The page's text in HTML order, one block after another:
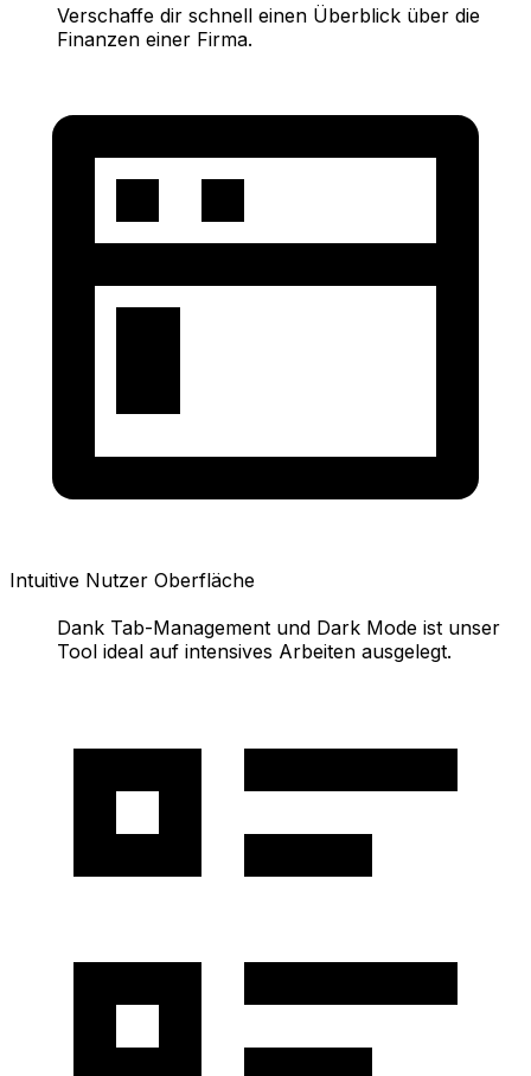
Verschaffe dir schnell einen Überblick über die
Finanzen einer Firma.
Intuitive Nutzer Oberfläche
Dank Tab-Management und Dark Mode ist unser
Tool ideal auf intensives Arbeiten ausgelegt.